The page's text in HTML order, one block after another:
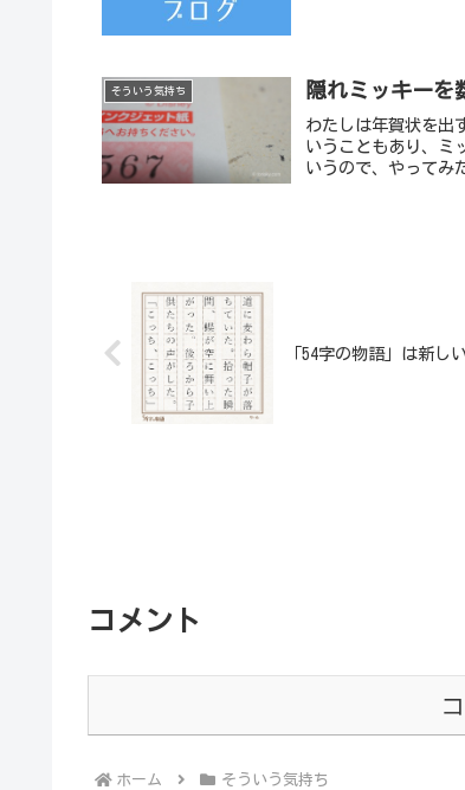
そういう気持ち 隠れミッキーを
わたしは年賀状を出
いうこともあり、ミ
いうので、やってみ
「54字の物語」は新し
コメント
ホーム そういう気持ち